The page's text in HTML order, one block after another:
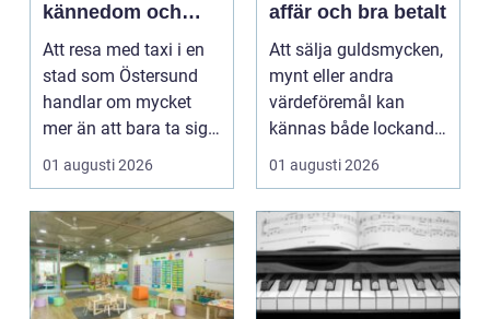
kännedom och
smidiga resor året
runt
Att resa med taxi i en
stad som Östersund
handlar om mycket
mer än att bara ta sig
från punkt A till...
01 augusti 2026
affär och bra betalt
Att sälja guldsmycken,
mynt eller andra
värdeföremål kan
kännas både lockande
och osäkert på samma
01 augusti 2026